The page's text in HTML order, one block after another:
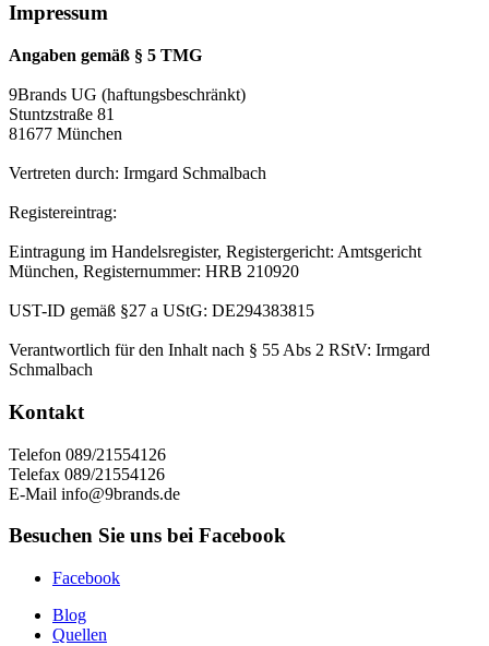
Impressum
Angaben gemäß § 5 TMG
9Brands UG (haftungsbeschränkt)
Stuntzstraße 81
81677 München
Vertreten durch: Irmgard Schmalbach
Registereintrag:
Eintragung im Handelsregister, Registergericht: Amtsgericht
München, Registernummer: HRB 210920
UST-ID gemäß §27 a UStG: DE294383815
Verantwortlich für den Inhalt nach § 55 Abs 2 RStV: Irmgard
Schmalbach
Kontakt
Telefon 089/21554126
Telefax 089/21554126
E-Mail info@9brands.de
Besuchen Sie uns bei Facebook
Facebook
Blog
Quellen